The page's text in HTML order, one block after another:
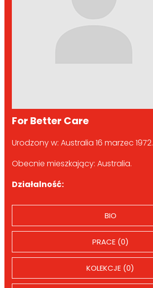
For Better Care
Urodzony w: Australia 16 marzec 1972.
Obecnie mieszkający: Australia.
Działalność:
BIO
PRACE (0)
KOLEKCJE (0)